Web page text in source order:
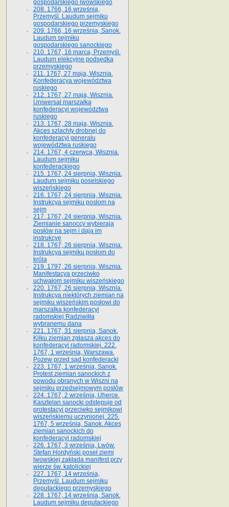
gospodarskiego lwowskiego
208. 1766, 16 września,
Przemyśl. Laudum sejmiku
gospodarskiego przemyskiego
209. 1766, 16 września, Sanok.
Laudum sejmiku
gospodarskiego sanockiego
210. 1767, 16 marca, Przemyśl.
Laudum elekcyjne podsędka
przemyskiego
211. 1767, 27 maja, Wisznia.
Konfederacya województwa
ruskiego
212. 1767, 27 maja, Wisznia.
Uniwersał marszałka
konfederacyi województwa
ruskiego
213. 1767, 28 maja, Wisznia.
Akces szlachty drobnej do
konfederacyi generału
województwa ruskiego
214. 1767, 4 czerwca, Wisznia.
Laudum sejmiku
konfederackiego
215. 1767, 24 sierpnia, Wisznia.
Laudum sejmiku poselskiego
wiszeńskiego
216. 1767, 24 sierpnia, Wisznia.
Instrukcya sejmiku posłom na
sejm
217. 1767, 24 sierpnia, Wisznia.
Ziemianie sanoccy wybierają
posłów na sejm i dają im
instrukcyę
218. 1767, 26 sierpnia, Wisznia.
Instrukcya sejmiku posłom do
króla
219. 1797, 26 sierpnia, Wisznia.
Manifestacya przeciwko
uchwałom sejmiku wiszeńskiego
220. 1767, 26 sierpnia, Wisznia.
Instrukcya niektórych ziemian na
sejmiku wiszeńskim posłowi do
marszałka konfe­deracyi
radomskiej Radziwiłła
wybranemu dana
221. 1767, 31 sierpnia, Sanok.
Kilku ziemian zgłasza akces do
konfederacyi radomskiej. 222.
1767, 1 września, Warszawa.
Pozew przed sąd konfederacki
223. 1767, 1 września, Sanok.
Protest ziemian sanockich z
powodu obranych w Wiszni na
sejmiku przedsejmo­wym posłów
224. 1767, 2 września, Uherce.
Kasztelan sanocki odstępuje od
protestacyi przeciwko sejmikowi
wiszeńskiemu uczynionej. 225.
1767, 5 września, Sanok. Akces
ziemian sanockich do
konfederacyi radomskiej
226. 1767, 3 września, Lwów.
Stefan Hordyński poseł ziemi
lwowskiej zakłada manifest przy
wierze św. ka­tolickiej
227. 1767, 14 września,
Przemyśl. Laudum sejmiku
deputackiego przemyskiego
228. 1767, 14 września, Sanok.
Laudum sejmiku deputackiego